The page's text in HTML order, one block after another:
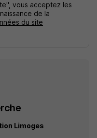
vous acceptez les
de la
du site
Limoges